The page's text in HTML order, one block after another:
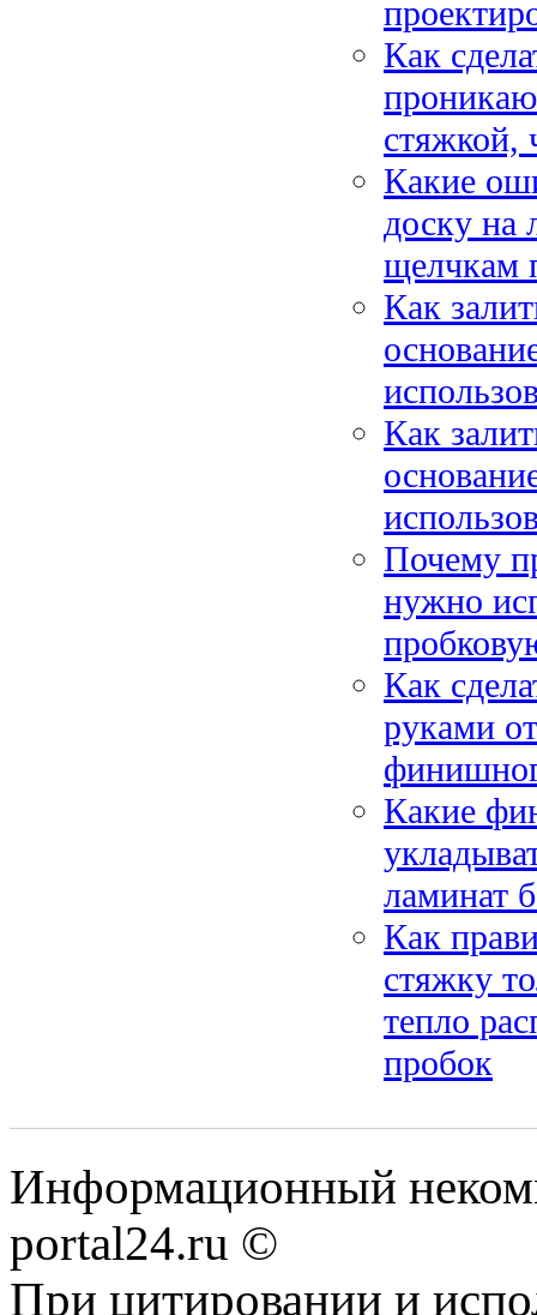
Как
стяжкой,
Какие
доску на
щелчкам
Как
Как
Почему
нужно
Как
руками
Какие
ламинат
Как
стяжку
тепло
пробок
Информационный
portal24.ru ©
При цитировании и